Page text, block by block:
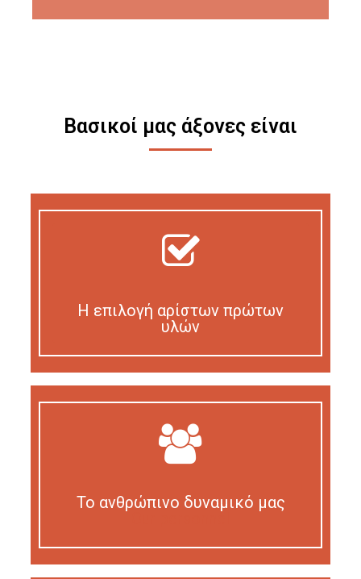
Βασικοί μας άξονες είναι
Η επιλογή αρίστων πρώτων
υλών
Το ανθρώπινο δυναμικό μας